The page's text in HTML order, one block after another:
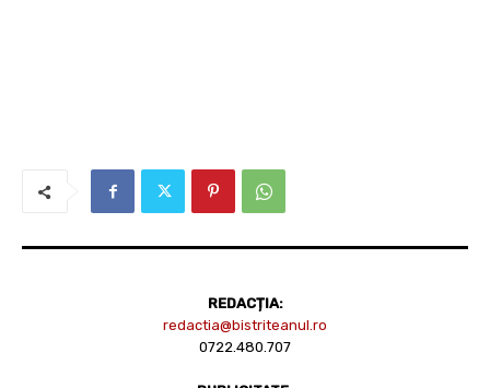
REDACȚIA:
redactia@bistriteanul.ro
0722.480.707